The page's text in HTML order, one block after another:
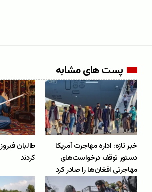
پست های مشابه
خبر تازه: اداره مهاجرت آمریکا
دستور توقف درخواست‌های
مهاجرتی افغان‌ها را صادر کرد
طالبان
کردند